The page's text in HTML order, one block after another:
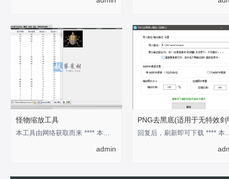
怪物缩放工具
本工具由网络获取而来 **** 本内容被作者隐藏 ****
admin
PNG去黑底(适用于无特效剑
回复后，刷新即可